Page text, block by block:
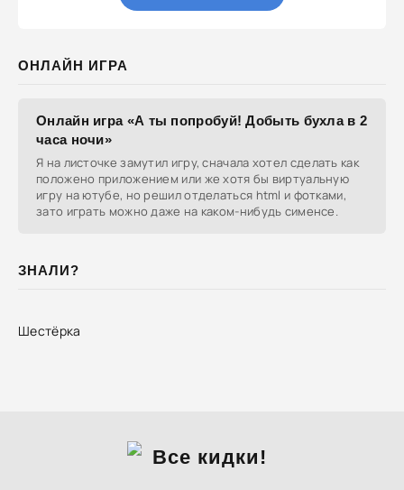
ОНЛАЙН ИГРА
Онлайн игра «А ты попробуй! Добыть бухла в 2
часа ночи»
Я на листочке замутил игру, сначала хотел сделать как
положено приложением или же хотя бы виртуальную
игру на ютубе, но решил отделаться html и фотками,
зато играть можно даже на каком-нибудь сименсе.
ЗНАЛИ?
Шестёрка